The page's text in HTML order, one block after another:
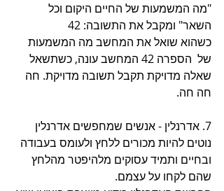
"מה המשמעות של החיים היקום וכל
השאר" ומקבל את התשובה: 42
כשהוא שואל את המחשב מה המשמעות
של  הספרה 42 המחשב עונה, כשתשאל
שאלה מדויקת תקבל תשובה מדויקת. חה
חה חה.
7. אדרנלין - אנשים שמחפשים אדרנלין
נוטים להיות מכורים ללחץ ולעומס בעבודה
ובחיים ותמיד עסוקים מלהיפטר מהלחץ
שהם לקחו על עצמם.